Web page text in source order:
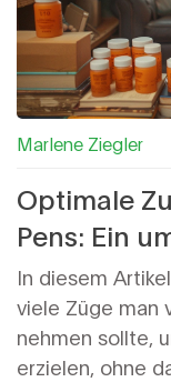
Marlene Ziegler
Optimale
Pens: Ein
In diesem
viele Züge man
nehmen sollte,
erzielen, ohne